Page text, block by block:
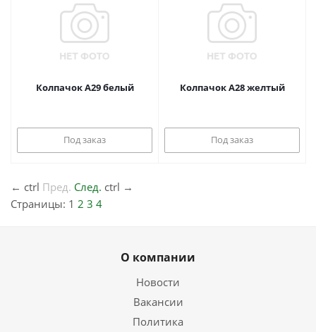
Колпачок A29 белый
Под заказ
Колпачок A28 желтый
Под заказ
← ctrl Пред. След. ctrl →
Страницы: 1 2 3 4
О компании
Новости
Вакансии
Политика